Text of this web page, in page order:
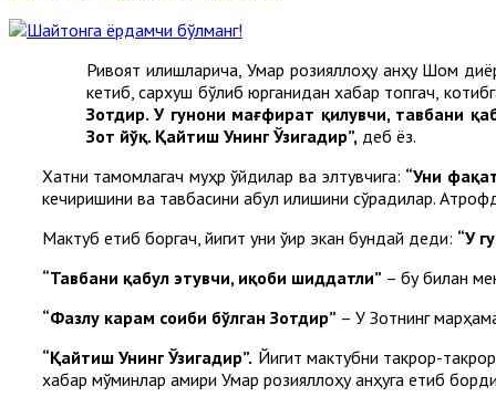
Ривоят қилишларича, Умар розияллоҳу анҳу Шом
кетиб, сархуш бўлиб юрганидан хабар топгач,
Зотдир. У гуноҳни мағфират қилувчи, тавбани
Зот йўқ. Қайтиш Унинг Ўзигадир”, деб ёз.
Хатни тамомлагач муҳр қўйдилар ва элтувчига: “Уни
кечиришини ва тавбасини қабул қилишини сўрадилар.
Мактуб етиб боргач, йигит уни ўқир экан бундай деди: “У
“Тавбани қабул этувчи, иқоби шиддатли” – бу билан
“Фазлу карам соҳиби бўлган Зотдир” – У Зотнинг
“Қайтиш Унинг Ўзигадир”. Йигит мактубни такрор-
хабар мўминлар амири Умар розияллоҳу анҳуга етиб